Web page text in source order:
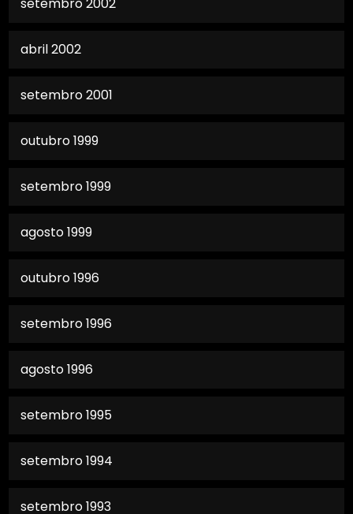
abril 2002
setembro 2001
outubro 1999
setembro 1999
agosto 1999
outubro 1996
setembro 1996
agosto 1996
setembro 1995
setembro 1994
setembro 1993